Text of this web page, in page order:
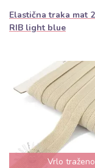
Elastična traka mat
RIB light blue
Vrlo traženo